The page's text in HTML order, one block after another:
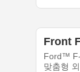
Front
Ford™
맞춤형